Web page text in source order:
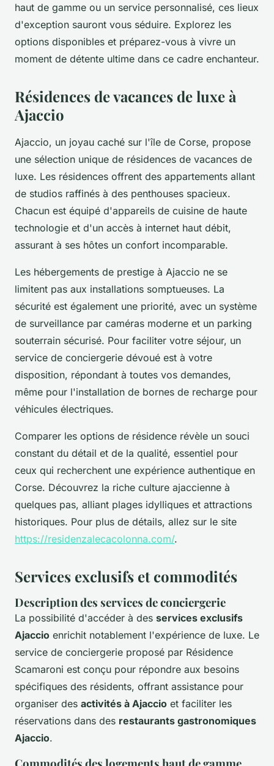
haut de gamme ou un service personnalisé, ces lieux
d'exception sauront vous séduire. Explorez les
options disponibles et préparez-vous à vivre un
moment de détente ultime dans ce cadre enchanteur.
Résidences de vacances de luxe à
Ajaccio
Ajaccio, un joyau caché sur l'île de Corse, propose
une sélection unique de résidences de vacances de
luxe. Les résidences offrent des appartements allant
de studios raffinés à des penthouses spacieux.
Chacun est équipé d'appareils de cuisine de haute
technologie et d'un accès à internet haut débit,
assurant à ses hôtes un confort incomparable.
Les hébergements de prestige à Ajaccio ne se
limitent pas aux installations somptueuses. La
sécurité est également une priorité, avec un système
de surveillance par caméras moderne et un parking
souterrain sécurisé. Pour faciliter votre séjour, un
service de conciergerie dévoué est à votre
disposition, répondant à toutes vos demandes,
même pour l'installation de bornes de recharge pour
véhicules électriques.
Comparer les options de résidence révèle un souci
constant du détail et de la qualité, essentiel pour
ceux qui recherchent une expérience authentique en
Corse. Découvrez la riche culture ajaccienne à
quelques pas, alliant plages idylliques et attractions
historiques. Pour plus de détails, allez sur le site
https://residenzalecacolonna.com/.
Services exclusifs et commodités
Description des services de conciergerie
La possibilité d'accéder à des services exclusifs
Ajaccio enrichit notablement l'expérience de luxe. Le
service de conciergerie proposé par Résidence
Scamaroni est conçu pour répondre aux besoins
spécifiques des résidents, offrant assistance pour
organiser des activités à Ajaccio et faciliter les
réservations dans des restaurants gastronomiques
Ajaccio.